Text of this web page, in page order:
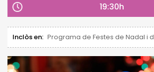
19:30h
Inclòs en: Programa de Festes de Nadal i